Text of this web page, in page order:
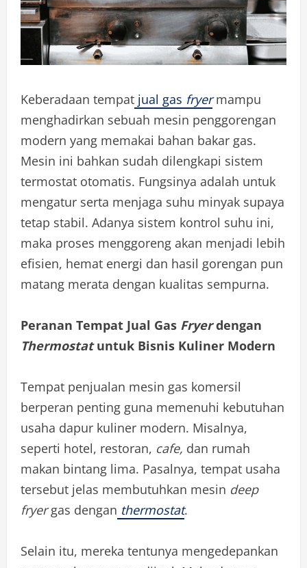
Keberadaan tempat jual gas fryermampu
menghadirkan sebuah mesin penggorengan
modern yang memakai bahan bakar gas.
Mesin ini bahkan sudah dilengkapi sistem
termostat otomatis. Fungsinya adalah untuk
mengatur serta menjaga suhu minyak supaya
tetap stabil. Adanya sistem kontrol suhu ini,
maka proses menggoreng akan menjadi lebih
efisien, hemat energi dan hasil gorengan pun
matang merata dengan kualitas sempurna.
Peranan Tempat Jual Gas Fryerdengan
Thermostatuntuk Bisnis Kuliner Modern
Tempat penjualan mesin gas komersil
berperan penting guna memenuhi kebutuhan
usaha dapur kuliner modern. Misalnya,
seperti hotel, restoran, cafe, dan rumah
makan bintang lima. Pasalnya, tempat usaha
tersebut jelas membutuhkan mesin deep
fryergas dengan thermostat.
Selain itu, mereka tentunya mengedepankan